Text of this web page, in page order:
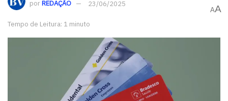
porREDAÇÃO 23/06/2025
Tempo de Leitura: 1 minuto
AA